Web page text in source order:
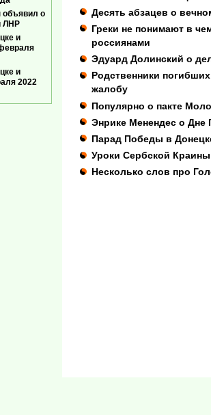
Десять абзацев о
Греки не понимают в
россиянами
Эдуард Долинский о
Родственники
жалобу
Популярно о пакте
Энрике Менендес о
Парад Победы в
Уроки Сербской Краины
Несколько слов про
о
ЛНР
и
и
2022